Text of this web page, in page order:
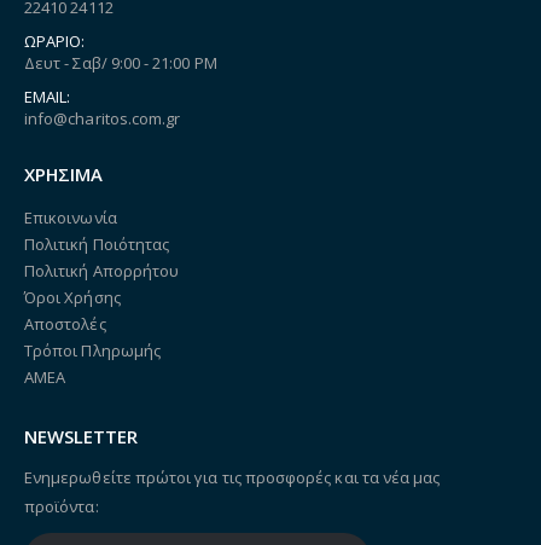
22410 24112
ΩΡΆΡΙΟ:
Δευτ - Σαβ/ 9:00 - 21:00 PM
EMAIL:
info@charitos.com.gr
ΧΡΗΣΙΜΑ
Επικοινωνία
Πολιτική Ποιότητας
Πολιτική Απορρήτου
Όροι Χρήσης
Αποστολές
Τρόποι Πληρωμής
ΑΜΕΑ
NEWSLETTER
Ενημερωθείτε πρώτοι για τις προσφορές και τα νέα μας
προϊόντα: